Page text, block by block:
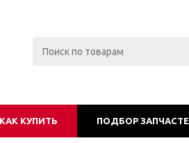
КАК КУПИТЬ ПОДБОР